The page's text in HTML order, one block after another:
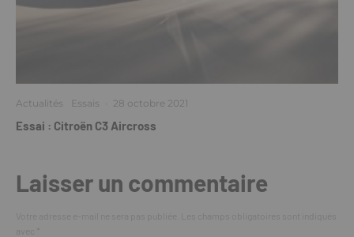
Actualités Essais · 28 octobre 2021
Essai : Citroën C3 Aircross
Laisser un commentaire